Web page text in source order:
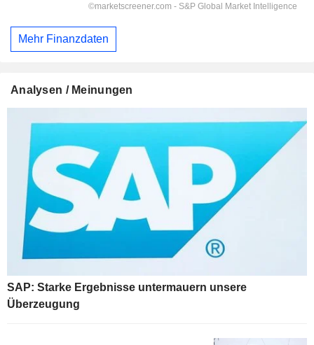
Mehr Finanzdaten
Analysen / Meinungen
SAP: Starke Ergebnisse untermauern unsere
Überzeugung